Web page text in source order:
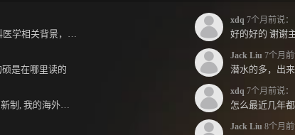
是在哪里读的
xdq 7个月前说：
好的好的 谢谢
Jack Liu 7个月
xdq 7个月前说：
Jack Liu 8个月